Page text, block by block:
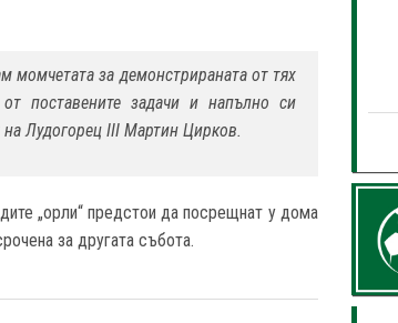
момчетата за демонстрираната от тях
поставените задачи и напълно си
на Лудогорец III Мартин Цирков.
„орли“ предстои да посрещнат у дома
за другата събота.